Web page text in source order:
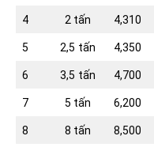
4 2 tấn 4,310
5 2,5 tấn 4,350
6 3,5 tấn 4,700
7 5 tấn 6,200
8 8 tấn 8,500